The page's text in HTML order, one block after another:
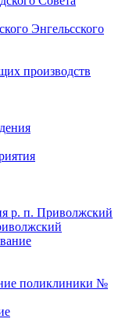
Энгельсского
производств
р. п. Приволжский
поликлиники №